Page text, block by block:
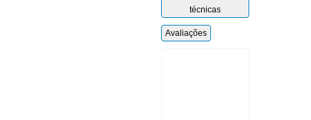
técnicas
Avaliações